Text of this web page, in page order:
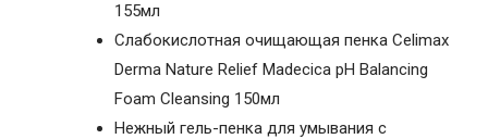
155мл
Слабокислотная очищающая пенка Celimax
Derma Nature Relief Madecica pH Balancing
Foam Cleansing 150мл
Нежный гель-пенка для умывания с